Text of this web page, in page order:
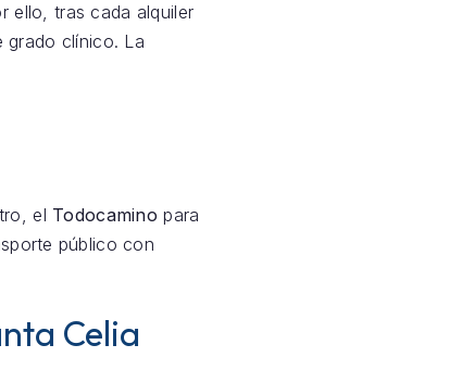
ello, tras cada alquiler
clínico. La
el Todocamino para
público con
Celia